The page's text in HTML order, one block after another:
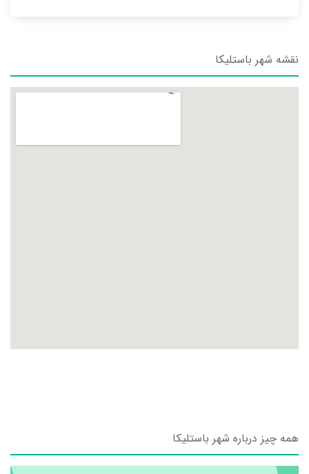
نقشه شهر باستلیکا
همه چیز درباره شهر باستلیکا